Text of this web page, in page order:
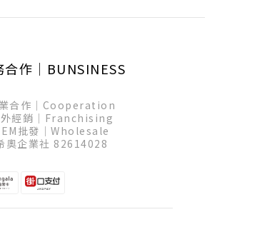
合作│BUNSINESS
合作│Cooperation
外經銷│Franchising
批發│Wholesale
奧企業社 82614028